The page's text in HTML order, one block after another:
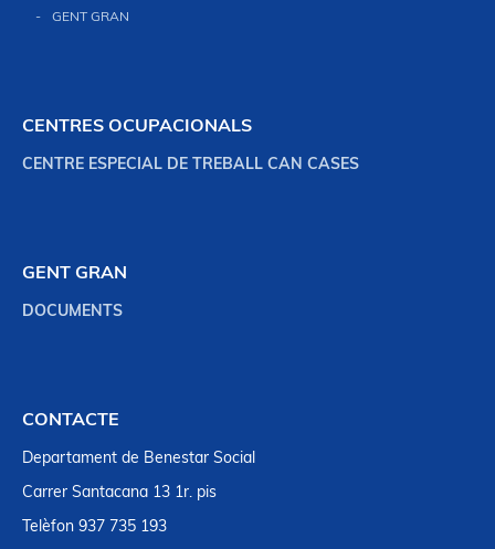
GENT GRAN
CENTRES OCUPACIONALS
CENTRE ESPECIAL DE TREBALL CAN CASES
GENT GRAN
DOCUMENTS
CONTACTE
Departament de Benestar Social
Carrer Santacana 13 1r. pis
Telèfon 937 735 193